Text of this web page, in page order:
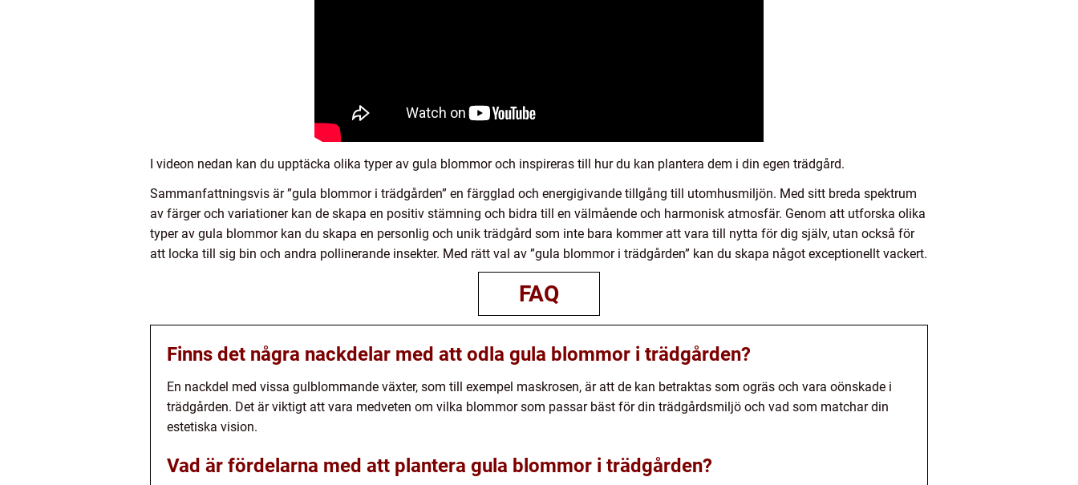
I videon nedan kan du upptäcka olika typer av gula blommor och inspireras till hur du kan plantera dem i din egen trädgård.
Sammanfattningsvis är ”gula blommor i trädgården” en färgglad och energigivande tillgång till utomhusmiljön. Med sitt breda spektrum
av färger och variationer kan de skapa en positiv stämning och bidra till en välmående och harmonisk atmosfär. Genom att utforska olika
typer av gula blommor kan du skapa en personlig och unik trädgård som inte bara kommer att vara till nytta för dig själv, utan också för
att locka till sig bin och andra pollinerande insekter. Med rätt val av ”gula blommor i trädgården” kan du skapa något exceptionellt vackert.
FAQ
Finns det några nackdelar med att odla gula blommor i trädgården?
En nackdel med vissa gulblommande växter, som till exempel maskrosen, är att de kan betraktas som ogräs och vara oönskade i
trädgården. Det är viktigt att vara medveten om vilka blommor som passar bäst för din trädgårdsmiljö och vad som matchar din
estetiska vision.
Vad är fördelarna med att plantera gula blommor i trädgården?